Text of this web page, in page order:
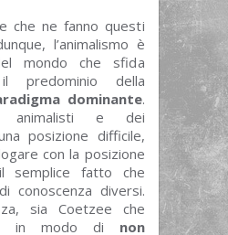
che ne fanno questi
l’animalismo è
mondo che sfida
il predominio della
dominante.
animalisti e dei
posizione difficile,
con la posizione
semplice fatto che
conoscenza diversi.
sia Coetzee che
in modo di non